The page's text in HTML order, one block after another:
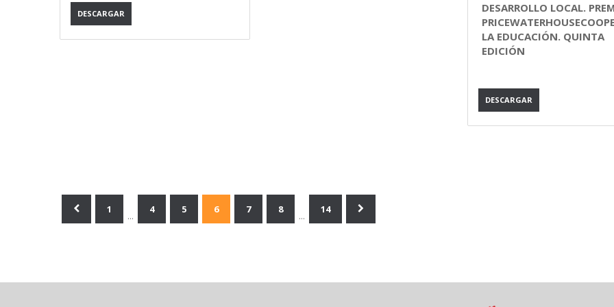
DESCARGAR
DESARROLLO LOCAL.
LA EDUCACIÓN. QUINTA
EDICIÓN
DESCARGAR
1
…
4 5 6 7 8
…
14